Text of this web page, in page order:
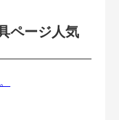
ページ人気